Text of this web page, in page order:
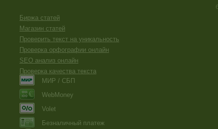
Биржа статей
Магазин статей
Проверить текст на уникальность
Проверка орфографии онлайн
SEO анализ онлайн
Проверка качества текста
МИР / СБП
WebMoney
Volet
Безналичный платеж